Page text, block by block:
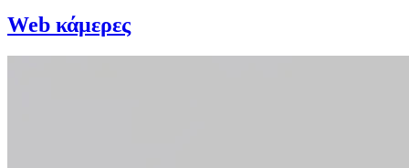
Web κάμερες